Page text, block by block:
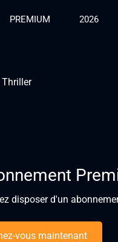
PREMIUM 2026
Thriller
disposer d'un
vous maintenant